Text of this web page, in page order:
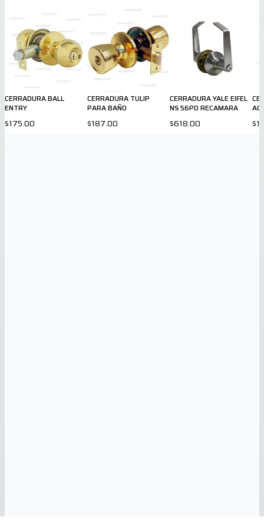
CERRADURA BALL
ENTRY
$175.00
CERRADURA TULIP
PARA BAÑO
$187.00
CERRADURA YALE EIFEL
NS 56PD RECAMARA
$618.00